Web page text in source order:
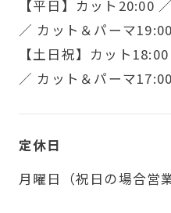
【平日】カット20:00
／ カット＆パーマ19:00
【土日祝】カット
／ カット＆パーマ17:00
定休日
月曜日（祝日の場合営業